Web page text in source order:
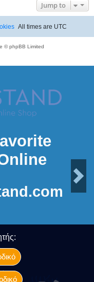
Jump to
All times are UTC
© phpBB Limited
Next